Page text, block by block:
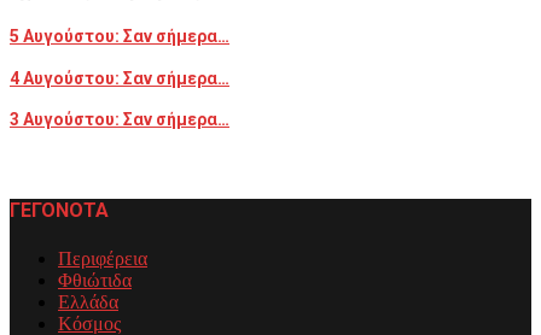
5 Αυγούστου: Σαν σήμερα…
4 Αυγούστου: Σαν σήμερα…
3 Αυγούστου: Σαν σήμερα…
ΓΕΓΟΝΟΤΑ
Περιφέρεια
Φθιώτιδα
Ελλάδα
Κόσμος